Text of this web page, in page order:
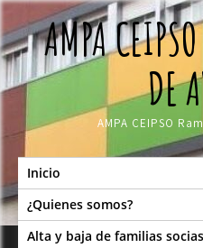
Skip
to
contentAMPA
DE
AMPA CEIPSO
Inicio
¿Quienes somos?
Alta y baja de familias socias